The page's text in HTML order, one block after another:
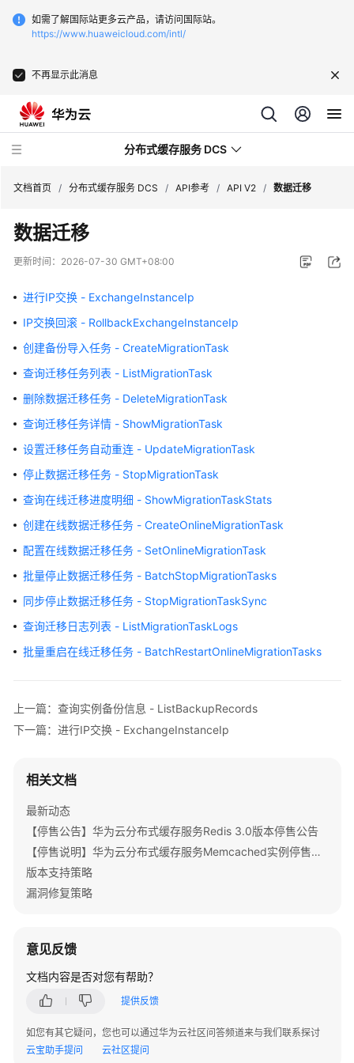
如需了解国际站更多云产品，请访问国际站。
https://www.huaweicloud.com/intl/
不再显示此消息
分布式缓存服务 DCS
最
新
态
服
务
告
品
介
绍
计
费
明
速
入
门
指
南
佳
实
API
参
考
用
必
读
API
概
文档首页 / 分布式缓存服务 DCS / API参考 / API V2 / 数据迁移
数据迁移
更新时间： 2026-07-30 GMT+08:00
进行IP交换 - ExchangeInstanceIp
IP交换回滚 - RollbackExchangeInstanceIp
创建备份导入任务 - CreateMigrationTask
查询迁移任务列表 - ListMigrationTask
删除数据迁移任务 - DeleteMigrationTask
查询迁移任务详情 - ShowMigrationTask
设置迁移任务自动重连 - UpdateMigrationTask
停止数据迁移任务 - StopMigrationTask
查询在线迁移进度明细 - ShowMigrationTaskStats
创建在线数据迁移任务 - CreateOnlineMigrationTask
配置在线数据迁移任务 - SetOnlineMigrationTask
批量停止数据迁移任务 - BatchStopMigrationTasks
同步停止数据迁移任务 - StopMigrationTaskSync
查询迁移日志列表 - ListMigrationTaskLogs
批量重启在线迁移任务 - BatchRestartOnlineMigrationTasks
上一篇：查询实例备份信息 - ListBackupRecords
下一篇：进行IP交换 - ExchangeInstanceIp
相关文档
最新动态
【停售公告】华为云分布式缓存服务Redis 3.0版本停售公告
【停售说明】华为云分布式缓存服务Memcached实例停售公告
版本支持策略
漏洞修复策略
意见反馈
文档内容是否对您有帮助？
提供反馈
如您有其它疑问，您也可以通过华为云社区问答频道来与我们联系探讨
云宝助手提问
云社区提问